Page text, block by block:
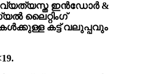
വ്യത്യസ്ത ഇൻഡോർ &
ലൈറ്റിംഗ്
കട്ട് വലുപ്പവും
.